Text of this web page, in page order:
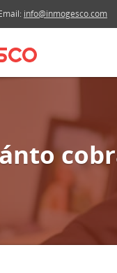
info@inmogesco.com